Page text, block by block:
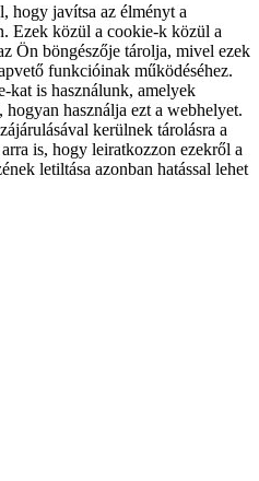
hogy javítsa az élményt a
Ezek közül a cookie-k közül a
Ön böngészője tárolja, mivel ezek
funkcióinak működéséhez.
kat is használunk, amelyek
hogyan használja ezt a webhelyet.
kerülnek tárolásra a
is, hogy leiratkozzon ezekről a
letiltása azonban hatással lehet